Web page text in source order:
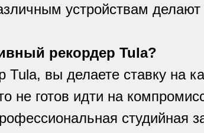
устройствам
рекордер Tula?
Tula, вы делаете ставку на
не готов идти на
студийная